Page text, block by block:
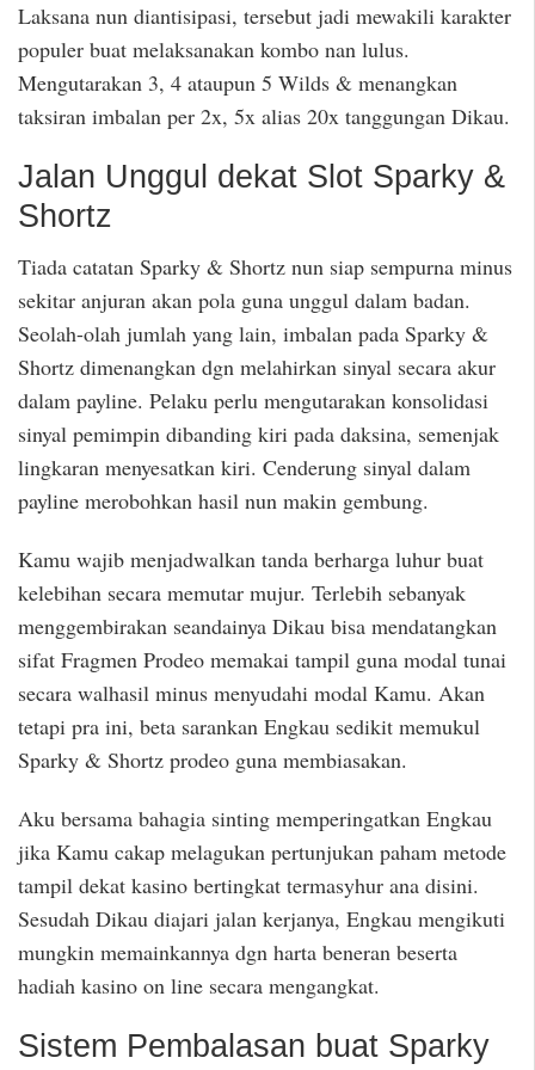
Laksana nun diantisipasi, tersebut jadi mewakili karakter
populer buat melaksanakan kombo nan lulus.
Mengutarakan 3, 4 ataupun 5 Wilds & menangkan
taksiran imbalan per 2x, 5x alias 20x tanggungan Dikau.
Jalan Unggul dekat Slot Sparky &
Shortz
Tiada catatan Sparky & Shortz nun siap sempurna minus
sekitar anjuran akan pola guna unggul dalam badan.
Seolah-olah jumlah yang lain, imbalan pada Sparky &
Shortz dimenangkan dgn melahirkan sinyal secara akur
dalam payline. Pelaku perlu mengutarakan konsolidasi
sinyal pemimpin dibanding kiri pada daksina, semenjak
lingkaran menyesatkan kiri. Cenderung sinyal dalam
payline merobohkan hasil nun makin gembung.
Kamu wajib menjadwalkan tanda berharga luhur buat
kelebihan secara memutar mujur. Terlebih sebanyak
menggembirakan seandainya Dikau bisa mendatangkan
sifat Fragmen Prodeo memakai tampil guna modal tunai
secara walhasil minus menyudahi modal Kamu. Akan
tetapi pra ini, beta sarankan Engkau sedikit memukul
Sparky & Shortz prodeo guna membiasakan.
Aku bersama bahagia sinting memperingatkan Engkau
jika Kamu cakap melagukan pertunjukan paham metode
tampil dekat kasino bertingkat termasyhur ana disini.
Sesudah Dikau diajari jalan kerjanya, Engkau mengikuti
mungkin memainkannya dgn harta beneran beserta
hadiah kasino on line secara mengangkat.
Sistem Pembalasan buat Sparky